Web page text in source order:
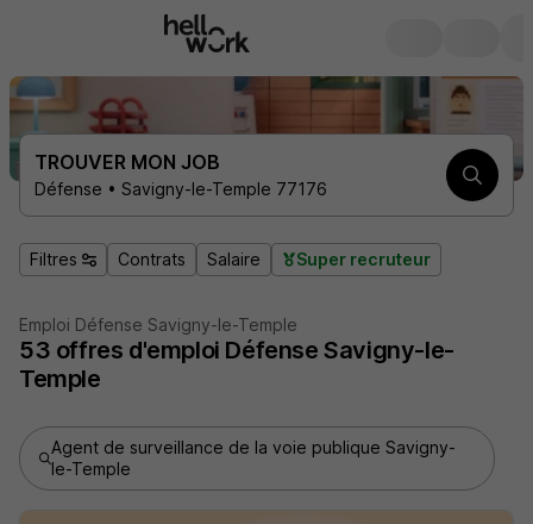
TROUVER MON JOB
Défense • Savigny-le-Temple 77176
Filtres Contrats Salaire Super recruteur
Emploi Défense Savigny-le-Temple
53 offres d'emploi Défense Savigny-le-
Temple
Agent de surveillance de la voie publique Savigny-
le-Temple